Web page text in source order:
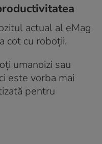
actual al eMag
cot cu roboții.
umanoizi sau
este vorba mai
pentru